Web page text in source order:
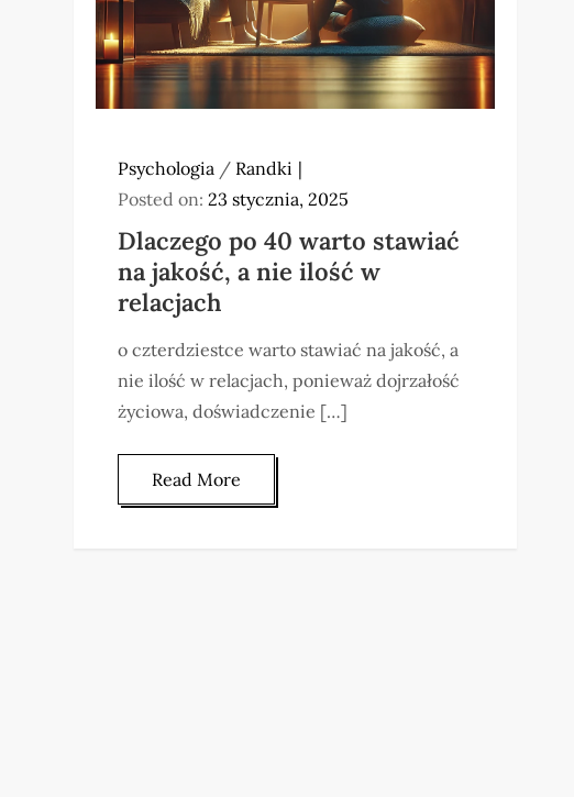
Psychologia / Randki
Posted on:23 stycznia, 2025
Dlaczego po 40 warto stawiać
na jakość, a nie ilość w
relacjach
o czterdziestce warto stawiać na jakość, a
nie ilość w relacjach, ponieważ dojrzałość
życiowa, doświadczenie […]
Read More